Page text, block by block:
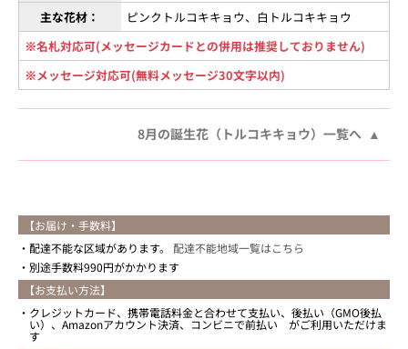
主な花材：
ピンクトルコキキョウ、白トルコキキョウ
※名札対応可(メッセージカードとの併用は推奨しておりません)
※メッセージ対応可(無料メッセージ30文字以内)
8月の誕生花（トルコキキョウ）一覧へ
【お届け・手数料】
配達不能な区域があります。 配達不能地域一覧はこちら
別途手数料990円がかかります
【お支払い方法】
クレジットカード、携帯電話料金と合わせて支払い、後払い（GMO後払
い）、Amazonアカウント決済、コンビニで前払い がご利用いただけま
す